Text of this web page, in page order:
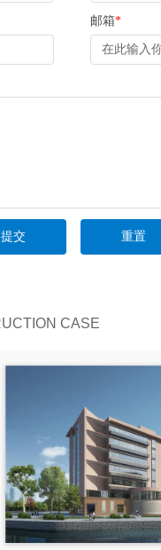
邮箱*
CASE